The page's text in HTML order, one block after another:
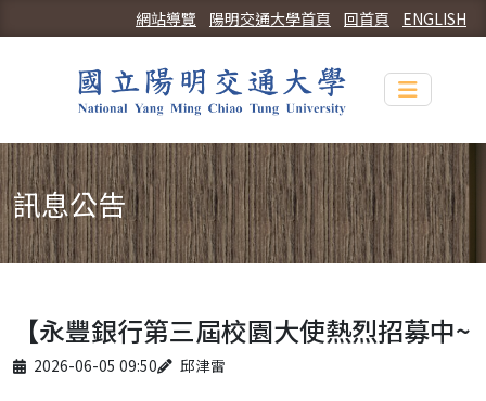
ENGLISH
回首頁
陽明交通大學首頁
網站導覽
Toggle
訊息公告
【永豐銀行第三屆校園大使熱烈招募中~
Published on
2026-06-05 09:50
Author 邱津雷